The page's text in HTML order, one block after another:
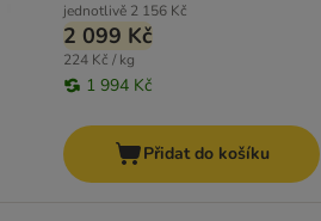
jednotlivě 2 156 Kč
2 099 Kč
224 Kč / kg
1 994 Kč
Přidat do košíku